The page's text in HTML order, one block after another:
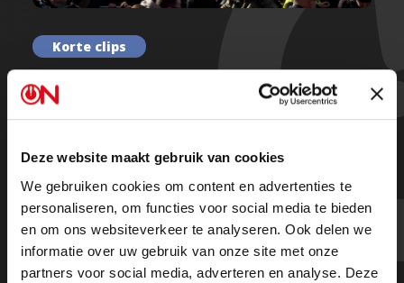
Deze website maakt gebruik van cookies
We gebruiken cookies om content en advertenties te
personaliseren, om functies voor social media te bieden
en om ons websiteverkeer te analyseren. Ook delen we
informatie over uw gebruik van onze site met onze
partners voor social media, adverteren en analyse. Deze
Korte clips
Boerenprotest zaterdag 11 maart in
het Zuiderpark Den Haag
Een kort verslag